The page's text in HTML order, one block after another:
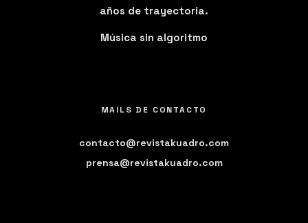
años de trayectoria.
Música sin algoritmo
MAILS DE CONTACTO
contacto@revistakuadro.com
prensa@revistakuadro.com